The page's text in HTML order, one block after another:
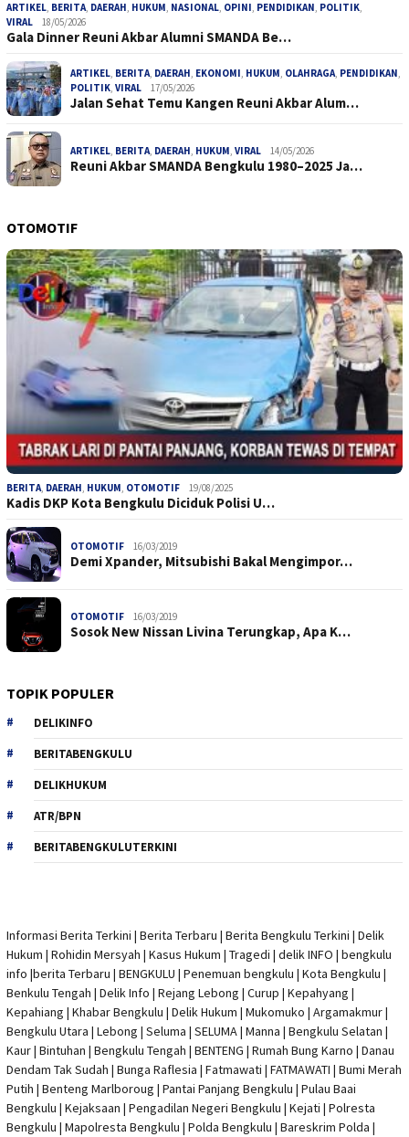
ARTIKEL, BERITA, DAERAH, HUKUM, NASIONAL, OPINI, PENDIDIKAN, POLITIK,
VIRAL
18/05/2026
Gala Dinner Reuni Akbar Alumni SMANDA Be…
ARTIKEL, BERITA, DAERAH, EKONOMI, HUKUM, OLAHRAGA, PENDIDIKAN,
POLITIK, VIRAL 17/05/2026
Jalan Sehat Temu Kangen Reuni Akbar Alum…
ARTIKEL, BERITA, DAERAH, HUKUM, VIRAL 14/05/2026
Reuni Akbar SMANDA Bengkulu 1980–2025 Ja…
OTOMOTIF
BERITA, DAERAH, HUKUM, OTOMOTIF 19/08/2025
Kadis DKP Kota Bengkulu Diciduk Polisi U…
OTOMOTIF 16/03/2019
Demi Xpander, Mitsubishi Bakal Mengimpor…
OTOMOTIF 16/03/2019
Sosok New Nissan Livina Terungkap, Apa K…
TOPIK POPULER
DELIKINFO
BERITABENGKULU
DELIKHUKUM
ATR/BPN
BERITABENGKULUTERKINI
Informasi Berita Terkini | Berita Terbaru | Berita Bengkulu Terkini | Delik
Hukum | Rohidin Mersyah | Kasus Hukum | Tragedi | delik INFO | bengkulu
info |berita Terbaru | BENGKULU | Penemuan bengkulu | Kota Bengkulu |
Benkulu Tengah | Delik Info | Rejang Lebong | Curup | Kepahyang |
Kepahiang | Khabar Bengkulu | Delik Hukum | Mukomuko | Argamakmur |
Bengkulu Utara | Lebong | Seluma | SELUMA | Manna | Bengkulu Selatan |
Kaur | Bintuhan | Bengkulu Tengah | BENTENG | Rumah Bung Karno | Danau
Dendam Tak Sudah | Bunga Raflesia | Fatmawati | FATMAWATI | Bumi Merah
Putih | Benteng Marlboroug | Pantai Panjang Bengkulu | Pulau Baai
Bengkulu | Kejaksaan | Pengadilan Negeri Bengkulu | Kejati | Polresta
Bengkulu | Mapolresta Bengkulu | Polda Bengkulu | Bareskrim Polda |